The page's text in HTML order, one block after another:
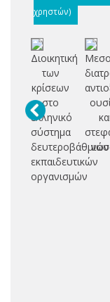
χρηστών)
Διοικητική
των
κρίσεων
στο
ελληνικό
σύστημα
δευτεροβάθμιων
εκπαιδευτικών
οργανισμών